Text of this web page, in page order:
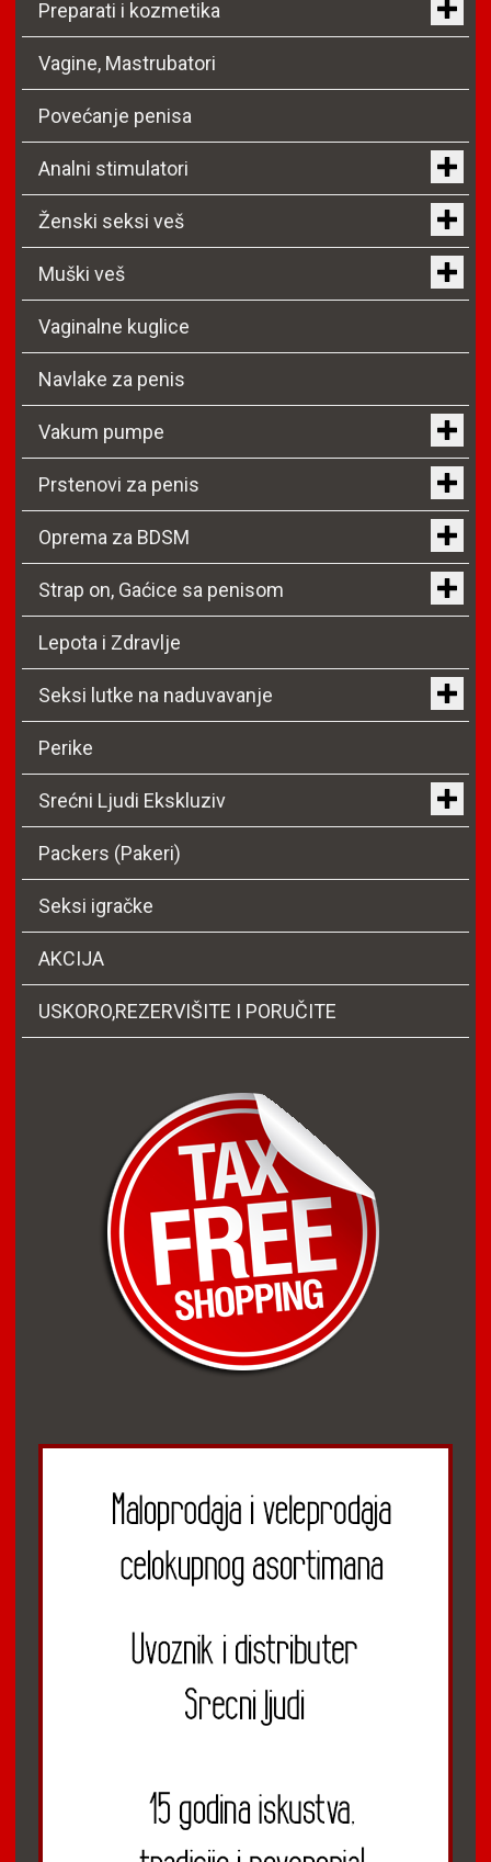
Preparati i kozmetika
Vagine, Mastrubatori
Povećanje penisa
Analni stimulatori
Ženski seksi veš
Muški veš
Vaginalne kuglice
Navlake za penis
Vakum pumpe
Prstenovi za penis
Oprema za BDSM
Strap on, Gaćice sa penisom
Lepota i Zdravlje
Seksi lutke na naduvavanje
Perike
Srećni Ljudi Ekskluziv
Packers (Pakeri)
Seksi igračke
AKCIJA
USKORO,REZERVIŠITE I PORUČITE